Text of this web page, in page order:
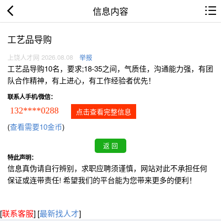
信息内容
工艺品导购
上饶人才网 2026.08.08 举报
工艺品导购10名，要求;18-35之间，气质佳，沟通能力强，有团
队合作精神，有上进心，有工作经验者优先！
联系人手机/微信：
132****0288 点击查看完整信息
(查看需要10金币)
特此声明：
信息真伪请自行辨别，求职应聘须谨慎，网站对此不承担任何
保证或连带责任! 希望我们的平台能为您带来更多的便利！
[联系客服] [最新找人才]